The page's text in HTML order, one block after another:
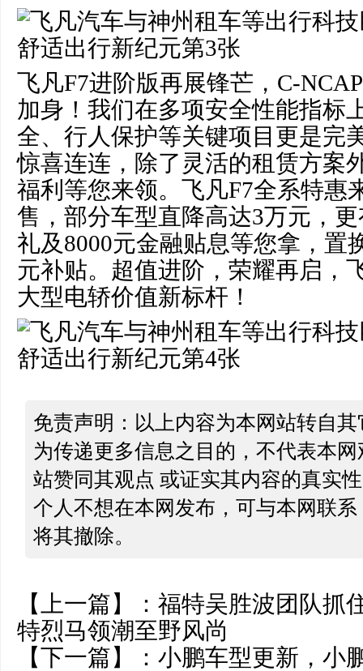
飞凡F7进阶版再展锋芒，C-
加身！我们在多项安全性能指标
全、行人保护等关键项目更是完
惊喜连连，除了灵活的租赁方案
福利等您来领。飞凡F7全系特惠
售，部分车型直降高达3万元，
礼及8000元金融贴息等您拿，置
元补贴。超值进阶，荣耀再启，
大型电轿价值新标杆！
免责声明：以上内容为本网站转自
为传递更多信息之目的，不代表本
站赞同其观点 或证实其内容的真实
个人不想在本网发布，可与本网联
将其撤除。
【上一篇】： 福特吴胜波团队抓
特烈马领潮至野风尚
【下一篇】： 小鹏车型更新，小